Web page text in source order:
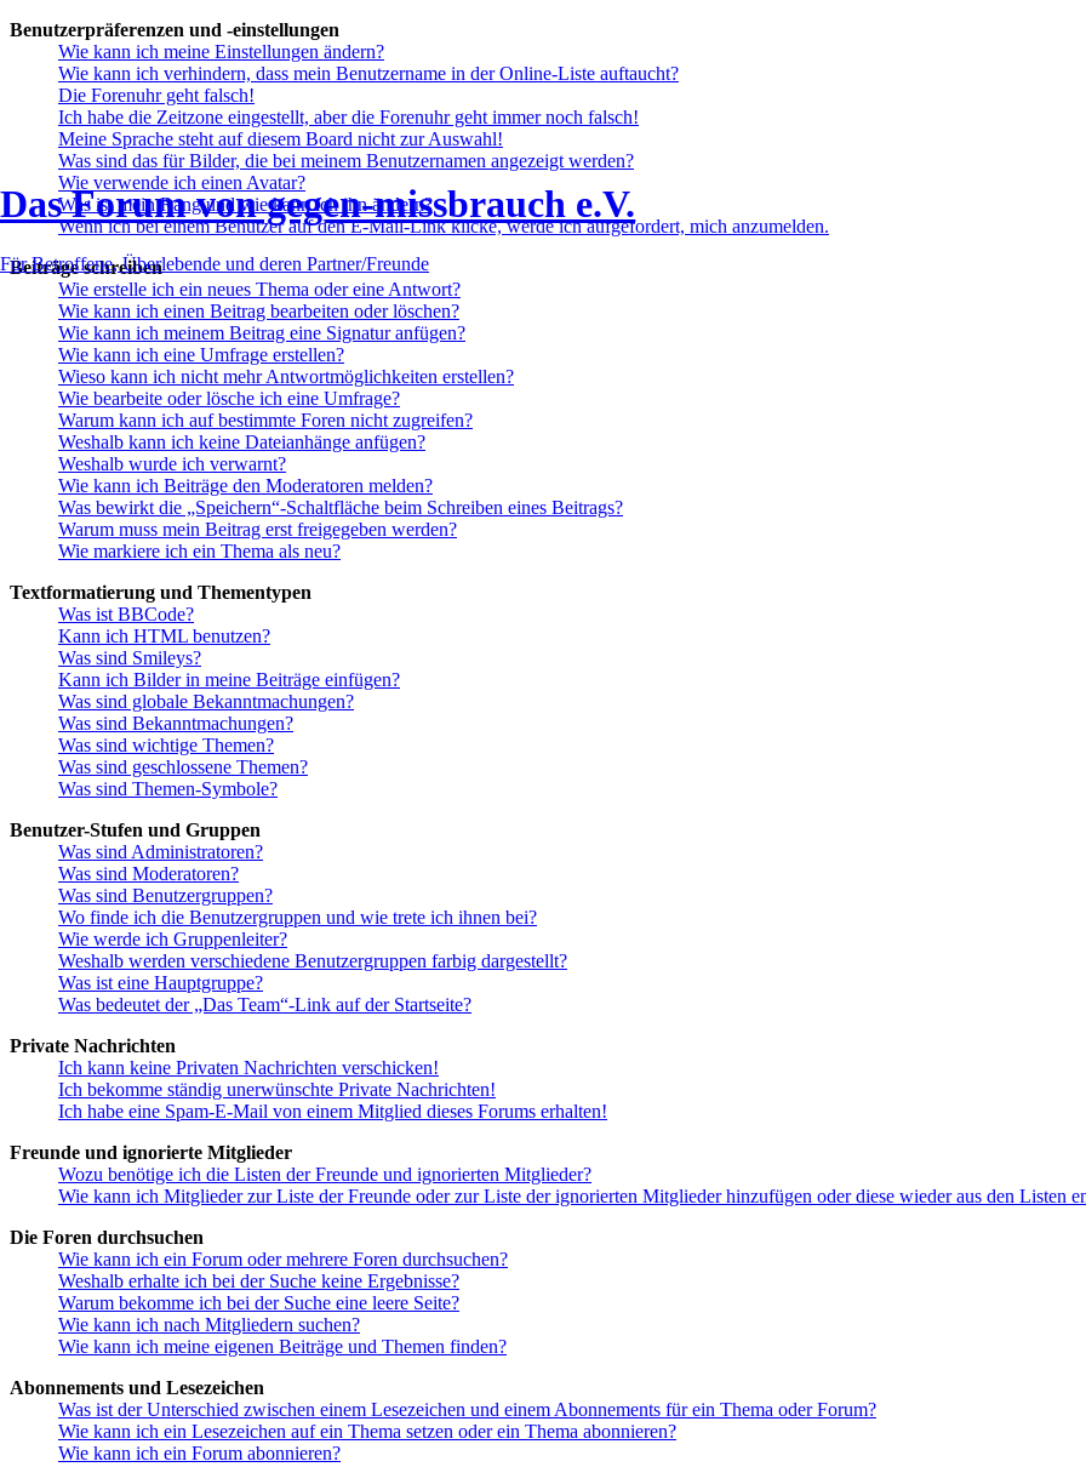
Das Forum von gegen-missbrauch e.V.
Für Betroffene, Überlebende und deren Partner/Freunde
Benutzerpräferenzen und -einstellungen
Wie kann ich meine Einstellungen ändern?
Wie kann ich verhindern, dass mein Benutzername in der Online-Liste auftaucht?
Die Forenuhr geht falsch!
Ich habe die Zeitzone eingestellt, aber die Forenuhr geht immer noch falsch!
Meine Sprache steht auf diesem Board nicht zur Auswahl!
Was sind das für Bilder, die bei meinem Benutzernamen angezeigt werden?
Wie verwende ich einen Avatar?
Was ist mein Rang und wie kann ich ihn ändern?
Wenn ich bei einem Benutzer auf den E-Mail-Link klicke, werde ich aufgefordert, mich anzumelden.
Beiträge schreiben
Wie erstelle ich ein neues Thema oder eine Antwort?
Wie kann ich einen Beitrag bearbeiten oder löschen?
Wie kann ich meinem Beitrag eine Signatur anfügen?
Wie kann ich eine Umfrage erstellen?
Wieso kann ich nicht mehr Antwortmöglichkeiten erstellen?
Wie bearbeite oder lösche ich eine Umfrage?
Warum kann ich auf bestimmte Foren nicht zugreifen?
Weshalb kann ich keine Dateianhänge anfügen?
Weshalb wurde ich verwarnt?
Wie kann ich Beiträge den Moderatoren melden?
Was bewirkt die „Speichern“-Schaltfläche beim Schreiben eines Beitrags?
Warum muss mein Beitrag erst freigegeben werden?
Wie markiere ich ein Thema als neu?
Textformatierung und Thementypen
Was ist BBCode?
Kann ich HTML benutzen?
Was sind Smileys?
Kann ich Bilder in meine Beiträge einfügen?
Was sind globale Bekanntmachungen?
Was sind Bekanntmachungen?
Was sind wichtige Themen?
Was sind geschlossene Themen?
Was sind Themen-Symbole?
Benutzer-Stufen und Gruppen
Was sind Administratoren?
Was sind Moderatoren?
Was sind Benutzergruppen?
Wo finde ich die Benutzergruppen und wie trete ich ihnen bei?
Wie werde ich Gruppenleiter?
Weshalb werden verschiedene Benutzergruppen farbig dargestellt?
Was ist eine Hauptgruppe?
Was bedeutet der „Das Team“-Link auf der Startseite?
Private Nachrichten
Ich kann keine Privaten Nachrichten verschicken!
Ich bekomme ständig unerwünschte Private Nachrichten!
Ich habe eine Spam-E-Mail von einem Mitglied dieses Forums erhalten!
Freunde und ignorierte Mitglieder
Wozu benötige ich die Listen der Freunde und ignorierten Mitglieder?
Wie kann ich Mitglieder zur Liste der Freunde oder zur Liste der ignorierten Mitglieder hinzufügen oder diese wieder aus den Listen
Die Foren durchsuchen
Wie kann ich ein Forum oder mehrere Foren durchsuchen?
Weshalb erhalte ich bei der Suche keine Ergebnisse?
Warum bekomme ich bei der Suche eine leere Seite?
Wie kann ich nach Mitgliedern suchen?
Wie kann ich meine eigenen Beiträge und Themen finden?
Abonnements und Lesezeichen
Was ist der Unterschied zwischen einem Lesezeichen und einem Abonnements für ein Thema oder Forum?
Wie kann ich ein Lesezeichen auf ein Thema setzen oder ein Thema abonnieren?
Wie kann ich ein Forum abonnieren?